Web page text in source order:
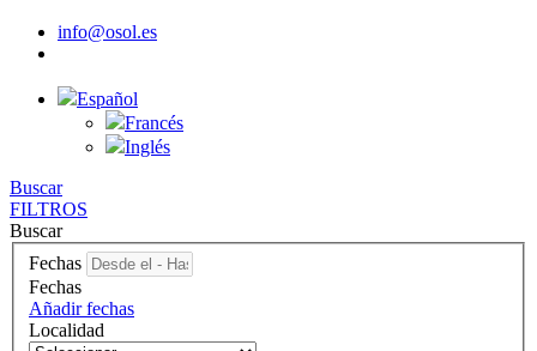
info@osol.es
Español
Francés
Inglés
Buscar
FILTROS
Buscar
Fechas
Fechas
Añadir fechas
Localidad